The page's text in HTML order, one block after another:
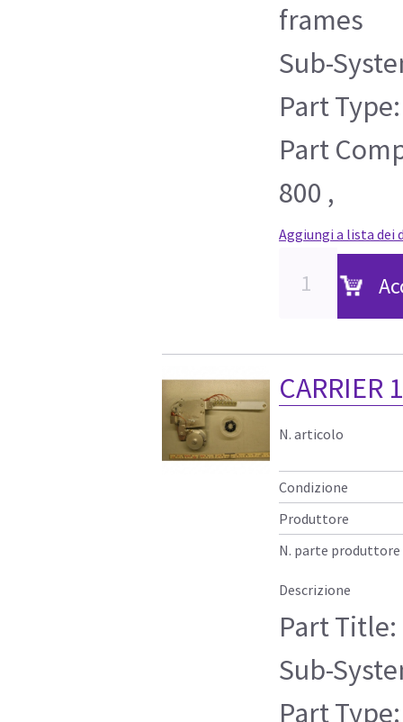
frames
Sub-
Part
Part
800 ,
Aggiungi a lista dei
CARRIER 1
N. articolo
Condizione
Produttore
N. parte produttore
Descrizione
Part Title:
Sub-
Part